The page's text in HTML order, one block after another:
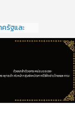
รัฐและ
ฐกิจ
ทย ครั้งที่
จัดทำแผน
–
รประจำ
ลุ่มจังหวัด